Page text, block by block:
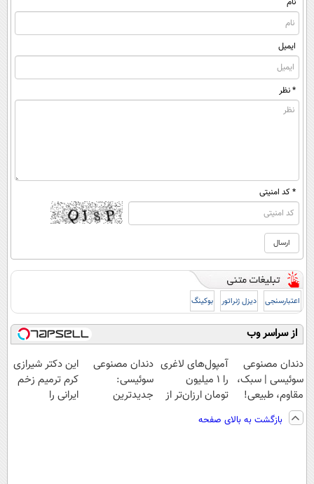
ایمیل
* نظر
* کد امنیتی
اعتبارسنجی دیزل ژنراتور بوکینگ
از سراسر وب
دندان مصنوعی
سوئیسی | سبک،
مقاوم، طبیعی!
ویزیت
رایگان+پرداخت
آمپول‌های لاغری
را ۱ میلیون
تومان ارزان‌تر از
دندان مصنوعی
سوئیسی:
جدیدترین
این دکتر شیرازی
کرم ترمیم زخم
ایرانی را
بازگشت به بالای صفحه